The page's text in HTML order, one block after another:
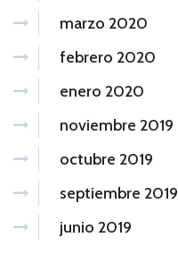
marzo 2020
febrero 2020
enero 2020
noviembre 2019
octubre 2019
septiembre 2019
junio 2019